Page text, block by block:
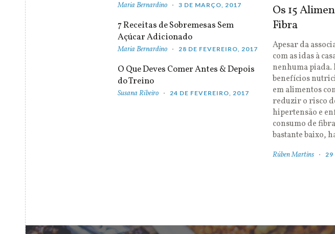
Maria Bernardino 3 DE MARÇO, 2017
7 Receitas de Sobremesas Sem
Açúcar Adicionado
Maria Bernardino 28 DE FEVEREIRO, 2017
O Que Deves Comer Antes & Depois
do Treino
Susana Ribeiro 24 DE FEVEREIRO, 2017
Os 15
Fibra
Apesar da
com as idas à
nenhuma piada.
benefícios
em alimentos
reduzir o risco
hipertensão e
consumo de
bastante baixo,
Rúben Martins 29